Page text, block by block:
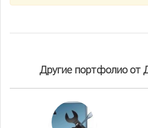
Другие портфолио от